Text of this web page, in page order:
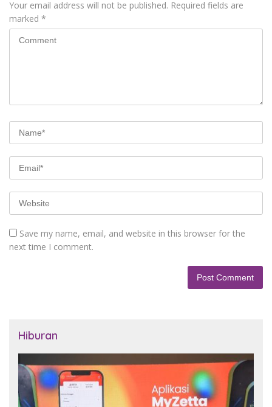
Your email address will not be published. Required fields are
marked *
Save my name, email, and website in this browser for the
next time I comment.
Hiburan